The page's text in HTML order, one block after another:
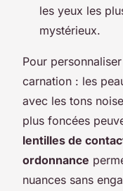
les yeux les
mystérieux.
Pour
carnation : les
avec les tons
plus foncées
lentilles de
ordonnance
nuances sans